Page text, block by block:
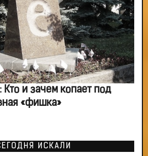
и зачем копает под
«фишка»
ИСКАЛИ